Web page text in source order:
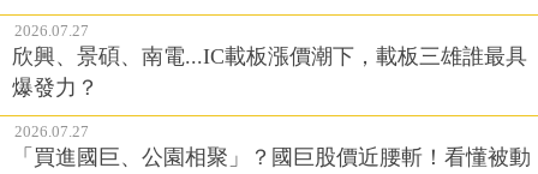
2026.07.27
欣興、景碩、南電...IC載板漲價潮下，載板三雄誰最具
爆發力？
2026.07.27
「買進國巨、公園相聚」？國巨股價近腰斬！看懂被動